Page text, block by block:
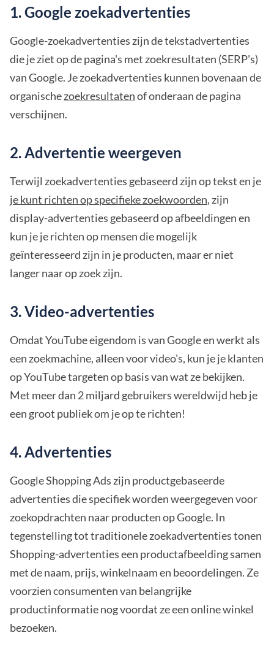
1. Google zoekadvertenties
Google-zoekadvertenties zijn de tekstadvertenties
die je ziet op de pagina's met zoekresultaten (SERP's)
van Google. Je zoekadvertenties kunnen bovenaan de
organischezoekresultatenof onderaan de pagina
verschijnen.
2. Advertentie weergeven
Terwijl zoekadvertenties gebaseerd zijn op tekst en je
je kunt richten op specifieke zoekwoorden, zijn
display-advertenties gebaseerd op afbeeldingen en
kun je je richten op mensen die mogelijk
geïnteresseerd zijn in je producten, maar er niet
langer naar op zoek zijn.
3. Video-advertenties
Omdat YouTube eigendom is van Google en werkt als
een zoekmachine, alleen voor video's, kun je je klanten
op YouTube targeten op basis van wat ze bekijken.
Met meer dan 2 miljard gebruikers wereldwijd heb je
een groot publiek om je op te richten!
4. Advertenties
Google Shopping Ads zijn productgebaseerde
advertenties die specifiek worden weergegeven voor
zoekopdrachten naar producten op Google. In
tegenstelling tot traditionele zoekadvertenties tonen
Shopping-advertenties een productafbeelding samen
met de naam, prijs, winkelnaam en beoordelingen. Ze
voorzien consumenten van belangrijke
productinformatie nog voordat ze een online winkel
bezoeken.